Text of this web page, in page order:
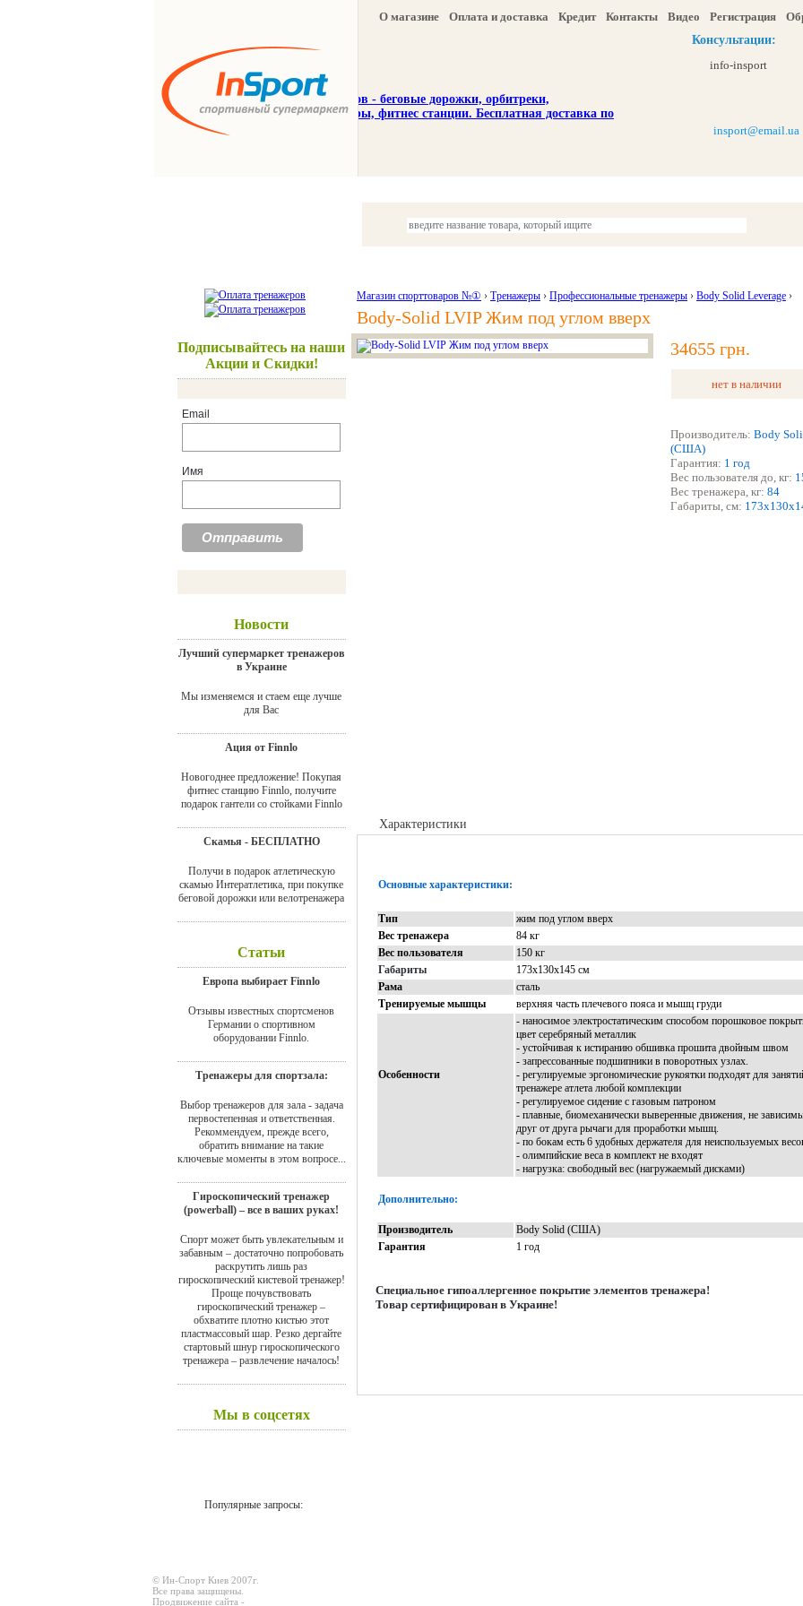
О магазине Оплата и доставка Кредит Контакты Видео Регистрация
Консультации:
info-insport
insport@email.ua
Подписывайтесь на наши
Акции и Скидки!
Email
Имя
Новости
Лучший супермаркет тренажеров
в Украине
Мы изменяемся и стаем еще лучше
для Вас
Ация от Finnlo
Новогоднее предложение! Покупая
фитнес станцию Finnlo, получите
подарок гантели со стойками Finnlo
Скамья - БЕСПЛАТНО
Получи в подарок атлетическую
скамью Интератлетика, при покупке
беговой дорожки или велотренажера
Статьи
Европа выбирает Finnlo
Отзывы известных спортсменов
Германии о спортивном
оборудовании Finnlo.
Тренажеры для спортзала:
Выбор тренажеров для зала - задача
первостепенная и ответственная.
Рекоммендуем, прежде всего,
обратить внимание на такие
ключевые моменты в этом вопросе...
Гироскопический тренажер
(powerball) – все в ваших руках!
Спорт может быть увлекательным и
забавным – достаточно попробовать
раскрутить лишь раз
гироскопический кистевой тренажер!
Проще почувствовать
гироскопический тренажер –
обхватите плотно кистью этот
пластмассовый шар. Резко дергайте
стартовый шнур гироскопического
тренажера – развлечение началось!
Мы в соцсетях
Популярные запросы:
Магазин спорттоваров №① › Тренажеры › Профессиональные тренажеры › Body Solid Leverage ›
Body-Solid LVIP Жим под углом вверх
34655 грн.
нет в наличии
Производитель: Body
(США)
Гарантия: 1 год
Вес пользователя до, кг:
Вес тренажера, кг: 84
Габариты, см: 173х130х1
Характеристики
Основные характеристики:
Тип
жим под углом вверх
Вес тренажера
84 кг
Вес пользователя
150 кг
Габариты
173х130х145 см
Рама
сталь
Тренируемые мышцы
верхняя часть плечевого пояса и мышц груди
Особенности
- наносимое электростатическим способом порошковое
цвет серебряный металлик
- устойчивая к истиранию обшивка прошита двойным швом
- запрессованные подшипники в поворотных узлах.
- регулируемые эргономические рукоятки подходят для
тренажере атлета любой комплекции
- регулируемое сидение с газовым патроном
- плавные, биомеханически выверенные движения, не
друг от друга рычаги для проработки мышц.
- по бокам есть 6 удобных держателя для неиспользуемых
- олимпийские веса в комплект не входят
- нагрузка: свободный вес (нагружаемый дисками)
Дополнительно:
Производитель
Body Solid (США)
Гарантия
1 год
Специальное гипоаллергенное покрытие элементов тренажера!
Товар сертифицирован в Украине!
© Ин-Спорт Киев 2007г.
Все права защищены.
Продвижение сайта -